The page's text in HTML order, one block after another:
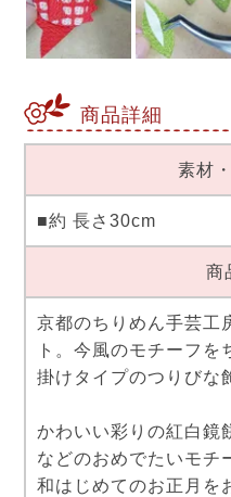
商品詳細
素材
■約 長さ30cm
商
京都のちりめん手芸工
ト。今風のモチーフ
掛けタイプのつりびな
かわいい彩りの紅白鏡
などのおめでたいモチ
和はじめてのお正月を